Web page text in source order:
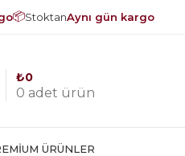
📦StoktanAynı gün kargo
0 adet ürün
₺0
ÜRÜNLER